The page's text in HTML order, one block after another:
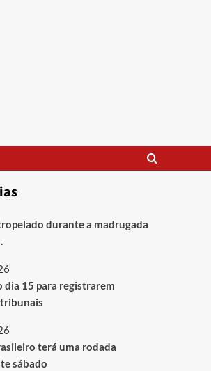
durante a madrugada
dia 15 para registrarem
terá uma rodada
sábado